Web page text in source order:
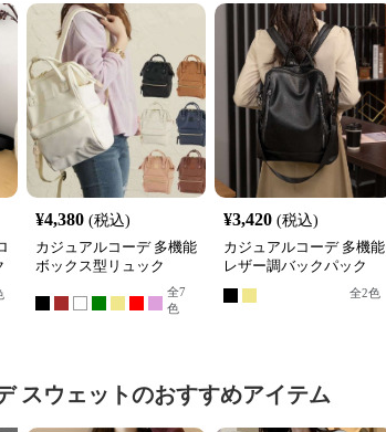
¥4,380 (税込)
カジュアルコーデ 多機能
ボックス型リュック
全7
色
¥3,420 (税込)
カジュアルコーデ 多機能
レザー調バックパック
全2色
スウェットのおすすめアイテム